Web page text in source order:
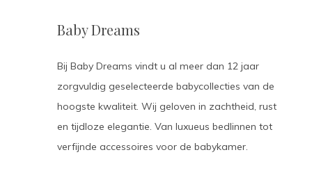
Baby Dreams
Bij Baby Dreams vindt u al meer dan 12 jaar
zorgvuldig geselecteerde babycollecties van de
hoogste kwaliteit. Wij geloven in zachtheid, rust
en tijdloze elegantie. Van luxueus bedlinnen tot
verfijnde accessoires voor de babykamer.